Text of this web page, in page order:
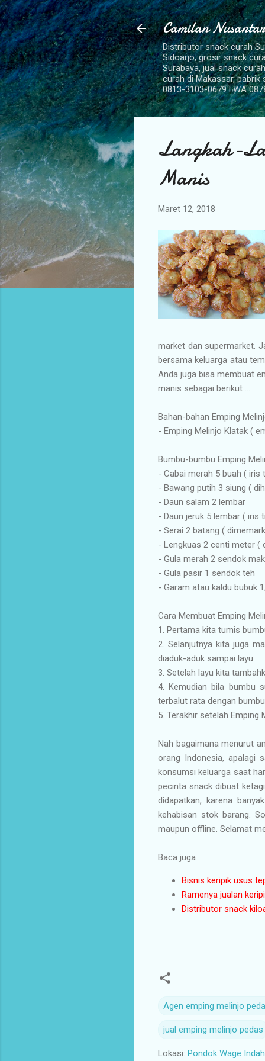
Camilan
Distributor snack curah
Sidoarjo, grosir snack
Surabaya, jual snack
curah di Makassar, pabrik
0813-3103-0679 l WA
Langkah-
Manis
Maret 12, 2018
market dan supermarket.
bersama keluarga atau
Anda juga bisa membuat
manis sebagai berikut ...
Bahan-bahan Emping
- Emping Melinjo Klatak (
Bumbu-bumbu Emping
- Cabai merah 5 buah ( iris
- Bawang putih 3 siung (
- Daun salam 2 lembar
- Daun jeruk 5 lembar ( iris
- Serai 2 batang (
- Lengkuas 2 centi meter (
- Gula merah 2 sendok
- Gula pasir 1 sendok teh
- Garam atau kaldu bubuk
Cara Membuat Emping
1. Pertama kita tumis
2. Selanjutnya kita juga
diaduk-aduk sampai layu.
3. Setelah layu kita
4. Kemudian bila bumbu
terbalut rata dengan
5. Terakhir setelah Emping
Nah bagaimana menurut
orang Indonesia, apalagi
konsumsi keluarga saat
pecinta snack dibuat
didapatkan, karena
kehabisan stok barang.
maupun offline. Selamat
Baca juga :
Bisnis keripik usus
Ramenya jualan
Distributor snack
Agen emping melinjo
jual emping melinjo pedas
Lokasi: Pondok Wage